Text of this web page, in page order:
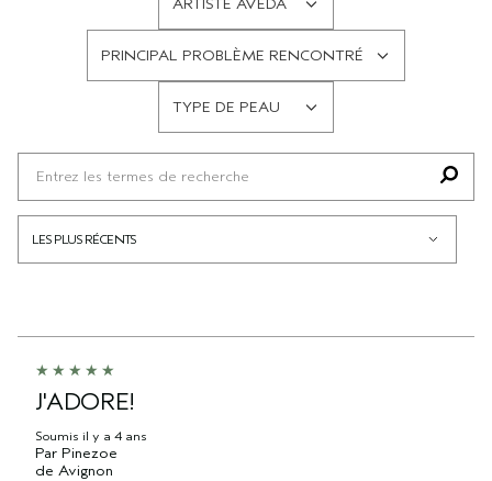
FRANÇAIS
PRINCIPAL PROBLÈME RENCONTRÉ
FRANÇAIS
TYPE DE PEAU
FRANÇAIS
J'ADORE!
Soumis il y a 4 ans
Par Pinezoe
de Avignon